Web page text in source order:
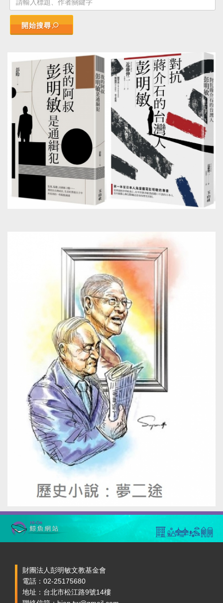
開始搜尋
財團法人彭明敏文教基金會
電話：02-25175680
地址：台北市松江路9號14樓